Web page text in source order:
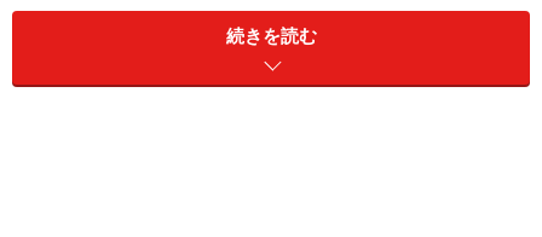
ちんと消臭しておきましょう。
続きを読む